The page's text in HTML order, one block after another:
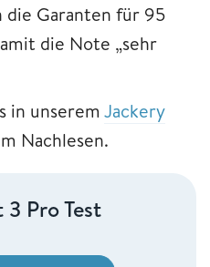
die Garanten für 95
die Note „sehr
in unserem Jackery
Nachlesen.
3 Pro Test